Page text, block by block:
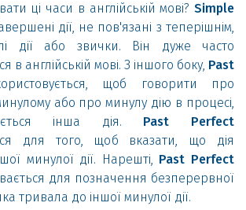
ці часи в англійській мові? Simple
дії, не пов'язані з теперішнім,
дії або звички. Він дуже часто
в англійській мові. З іншого боку, Past
щоб говорити про
або про минулу дію в процесі,
інша дія. Past Perfect
для того, щоб вказати, що дія
минулої дії. Нарешті, Past Perfect
для позначення безперервної
тривала до іншої минулої дії.